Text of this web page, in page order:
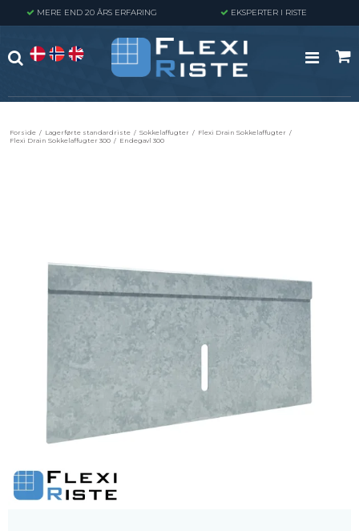
MERE END 20 ÅRS ERFARING EKSPERTER I RISTE
Forside / Lagerførte standardriste / Sokkelaffugter / Flexi Drain Sokkelaffugter /
Flexi Drain Sokkelaffugter 300 / Endegavl 300